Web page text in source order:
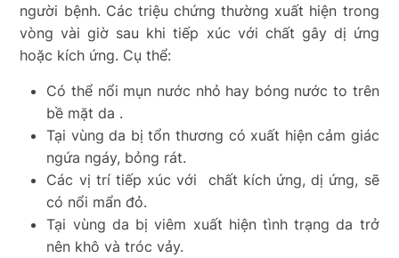
người bệnh. Các triệu chứng thường xuất hiện trong
vòng vài giờ sau khi tiếp xúc với chất gây dị ứng
hoặc kích ứng. Cụ thể:
Có thể nổi mụn nước nhỏ hay bóng nước to trên
bề mặt da .
Tại vùng da bị tổn thương có xuất hiện cảm giác
ngứa ngáy, bỏng rát.
Các vị trí tiếp xúc với chất kích ứng, dị ứng, sẽ
có nổi mẩn đỏ.
Tại vùng da bị viêm xuất hiện tình trạng da trở
nên khô và tróc vảy.